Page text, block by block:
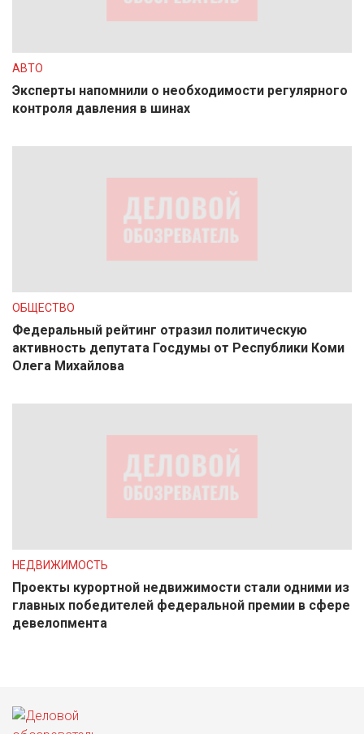
АВТО
Эксперты напомнили о необходимости регулярного
контроля давления в шинах
ОБЩЕСТВО
Федеральный рейтинг отразил политическую
активность депутата Госдумы от Республики Коми
Олега Михайлова
НЕДВИЖИМОСТЬ
Проекты курортной недвижимости стали одними из
главных победителей федеральной премии в сфере
девелопмента